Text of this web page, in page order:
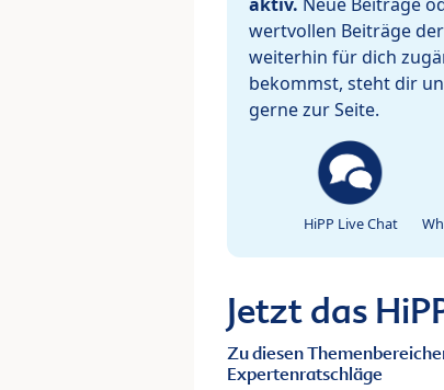
wertvollen Beiträge
weiterhin für dich
bekommst, steht dir
gerne zur Seite.
HiPP Live Chat
Jetzt das
Zu diesen
Expertenratschläge